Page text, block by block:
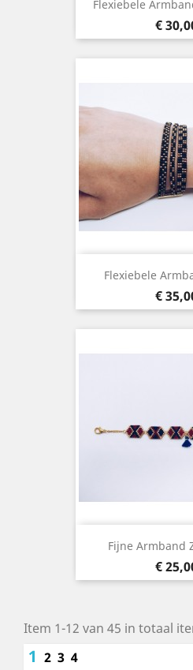
Flexiebele
Prijs
€
Flexiebele
Prijs
€
Fijne Armband
Prijs
€
Item 1-12 van 45 in totaal
1 2 3 4